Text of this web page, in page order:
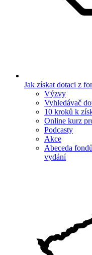
Jak získat dotaci z
Výzvy
Vyhledávač
10 kroků k
Online kurz
Podcasty
Akce
Abeceda
vydání